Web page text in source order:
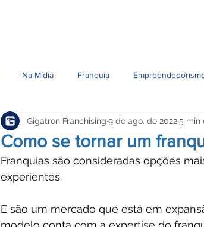
Na Mídia Franquia
Como se tornar um
Gigatron Franchising 9 de ago. de 20225 min
Franquias são consideradas opções
experientes.
E são um mercado que está em